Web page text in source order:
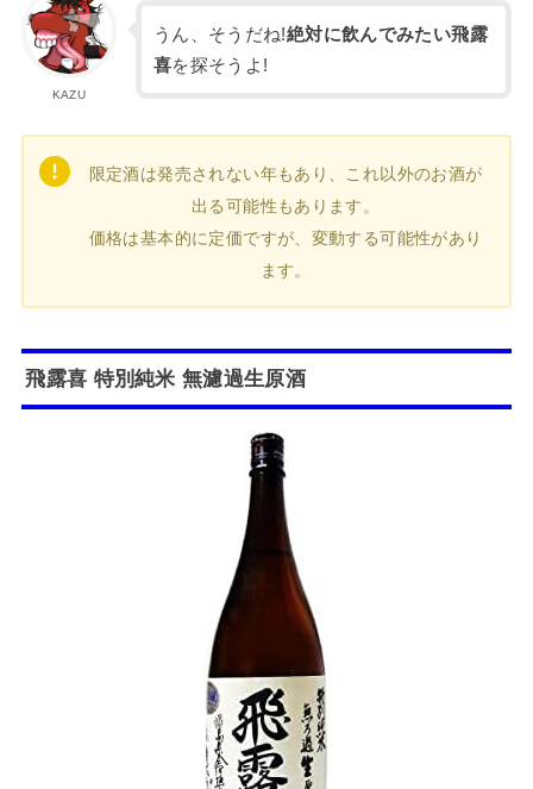
KAZU
うん、そうだね!絶対に飲んでみたい飛露
喜を探そうよ!
限定酒は発売されない年もあり、これ以外のお酒が
出る可能性もあります。
価格は基本的に定価ですが、変動する可能性があり
ます。
飛露喜 特別純米 無濾過生原酒